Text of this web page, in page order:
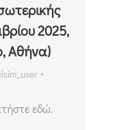
2025,
Αθήνα)
εδώ.